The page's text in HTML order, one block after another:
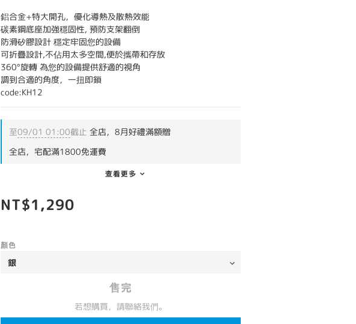
鋁合金+特大開孔，優化導熱及散熱效能
碳素鋼底座加強穩固性, 預防支架翻倒
防滑矽膠設計 穩定牢固您的設備
可折疊設計,不佔用太多空間,便於攜帶和存放
360°旋轉 為您的設備提供舒適的視角
調到合適的角度，一扭即鎖
code:KH12
至09/01 01:00截止 全店，8月好禮滿額贈
全店，宅配滿1800免運費
查看更多
NT$1,290
顏色
售完
若想購買，請聯絡我們。